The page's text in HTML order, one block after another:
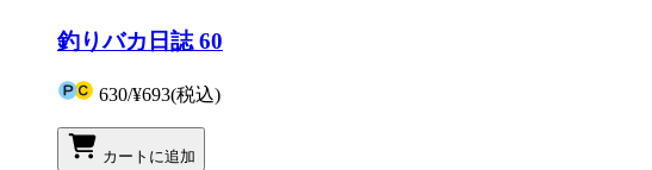
釣りバカ日誌 60
630/¥693(税込)
カートに追加